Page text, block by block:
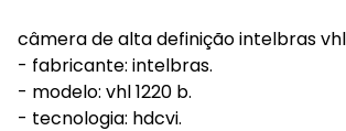
câmera de alta definição intelbras vhl
- fabricante: intelbras.
- modelo: vhl 1220 b.
- tecnologia: hdcvi.